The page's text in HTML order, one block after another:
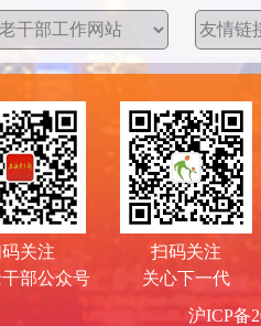
关注
干部公众号
扫码关注
关心下一代
沪ICP备